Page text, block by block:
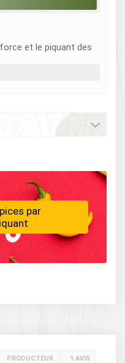
et le piquant des
par
PRODUCTEUR 1 AVIS